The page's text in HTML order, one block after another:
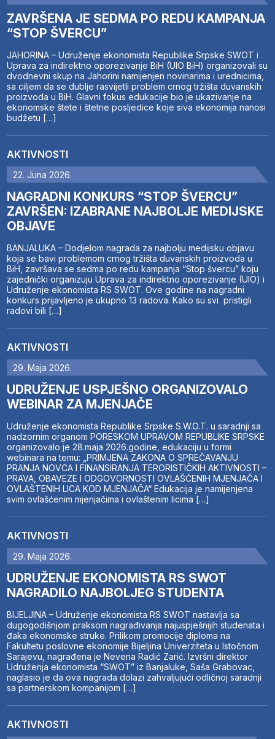
ZAVRŠENA JE SEDMA PO REDU KAMPANJA
“STOP ŠVERCU”
JAHORINA – Udruženje ekonomista Republike Srpske SWOT i
Uprava za indirektno oporezivanje BiH (UIO BiH) organizovali su
dvodnevni skup na Jahorini namijenjen novinarima i urednicima,
sa ciljem da se dublje rasvijetli problem crnog tržišta duvanskih
proizvoda u BiH. Glavni fokus edukacije bio je ukazivanje na
ekonomske štete i štetne posljedice koje siva ekonomija nanosi
budžetu […]
AKTIVNOSTI
22. Juna 2026.
NAGRADNI KONKURS “STOP ŠVERCU”
ZAVRŠEN: IZABRANE NAJBOLJE MEDIJSKE
OBJAVE
BANJALUKA – Dodjelom nagrada za najbolju medijsku objavu
koja se bavi problemom crnog tržišta duvanskih proizvoda u
BiH, završava se sedma po redu kampanja “Stop švercu” koju
zajednički organizuju Uprava za indirektno oporezivanje (UIO) i
Udruženje ekonomista RS SWOT. Ove godine na nagradni
konkurs prijavljeno je ukupno 13 radova. Kako su svi pristigli
radovi bili […]
AKTIVNOSTI
29. Maja 2026.
UDRUŽENJE USPJEŠNO ORGANIZOVALO
WEBINAR ZA MJENJAČE
Udruženje ekonomista Republike Srpske S.W.O.T. u saradnji sa
nadzornim organom PORESKOM UPRAVOM REPUBLIKE SRPSKE
organizovalo je 28.maja 2026.godine, edukaciju u formi
webinara na temu: „PRIMJENA ZAKONA O SPREČAVANJU
PRANJA NOVCA I FINANSIRANJA TERORISTIČKIH AKTIVNOSTI –
PRAVA, OBAVEZE I ODGOVORNOSTI OVLAŠĆENIH MJENJAČA I
OVLAŠTENIH LICA KOD MJENJAČA“ Edukacija je namijenjena
svim ovlašćenim mjenjačima i ovlaštenim licima […]
AKTIVNOSTI
29. Maja 2026.
UDRUŽENJE EKONOMISTA RS SWOT
NAGRADILO NAJBOLJEG STUDENTA
BIJELJINA – Udruženje ekonomista RS SWOT nastavlja sa
dugogodišnjom praksom nagrađivanja najuspješnijih studenata i
đaka ekonomske struke. Prilikom promocije diploma na
Fakultetu poslovne ekonomije Bijeljina Univerziteta u Istočnom
Sarajevu, nagrađena je Nevena Radić Zarić. Izvršni direktor
Udruženja ekonomista “SWOT” iz Banjaluke, Saša Grabovac,
naglasio je da ova nagrada dolazi zahvaljujući odličnoj saradnji
sa partnerskom kompanijom […]
AKTIVNOSTI